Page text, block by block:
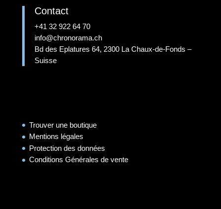
Contact
+41 32 922 64 70
info@chronorama.ch
Bd des Eplatures 64, 2300 La Chaux-de-Fonds –
Suisse
Trouver une boutique
Mentions légales
Protection des données
Conditions Générales de vente